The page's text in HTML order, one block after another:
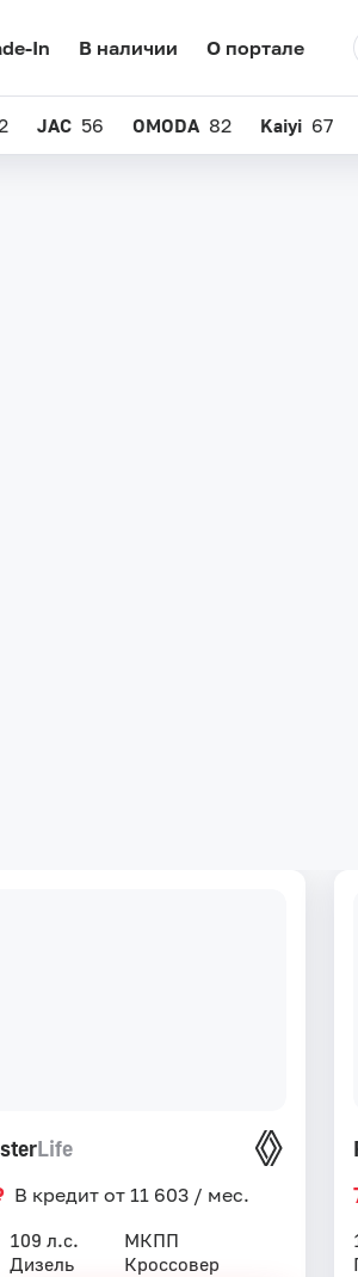
In В наличии О портале
JAC 56 OMODA 82 Kaiyi 67
Life
109 л.с.
МКПП
Дизель Кроссовер
В кредит от 11 603 / мес.